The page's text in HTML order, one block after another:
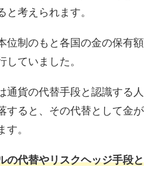
考えられます。
位制のもと各国の金の保有額
していました。
通貨の代替手段と認識する人
すると、その代替として金が
。
の代替やリスクヘッジ手段と